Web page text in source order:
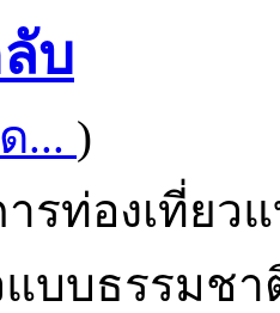
บ
... )
รท่องเที่ยว
แบบธรรมช